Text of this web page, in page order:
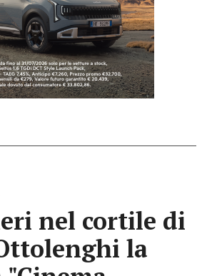
nel cortile di
la